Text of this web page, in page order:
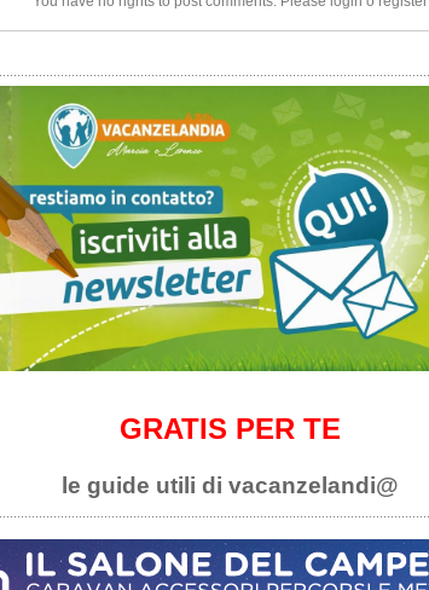
GRATIS PER TE
le guide utili di vacanzelandi@